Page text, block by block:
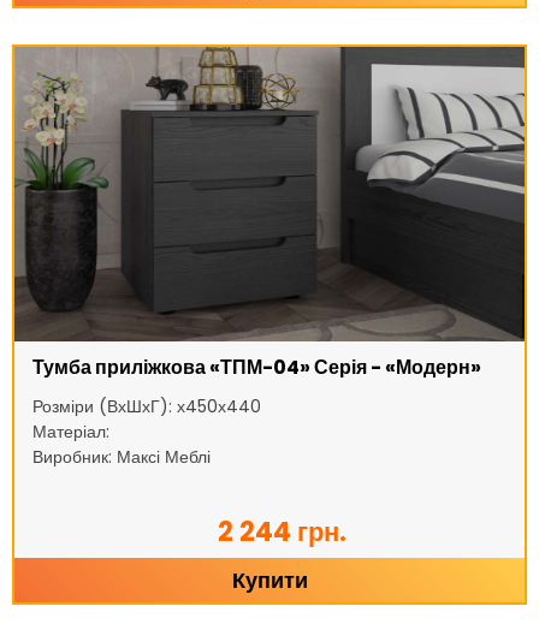
Тумба приліжкова «ТПМ-04» Серія - «Модерн»
Розміри (ВхШхГ): х450х440
Матеріал:
Виробник: Максі Меблі
2 244 грн.
Купити